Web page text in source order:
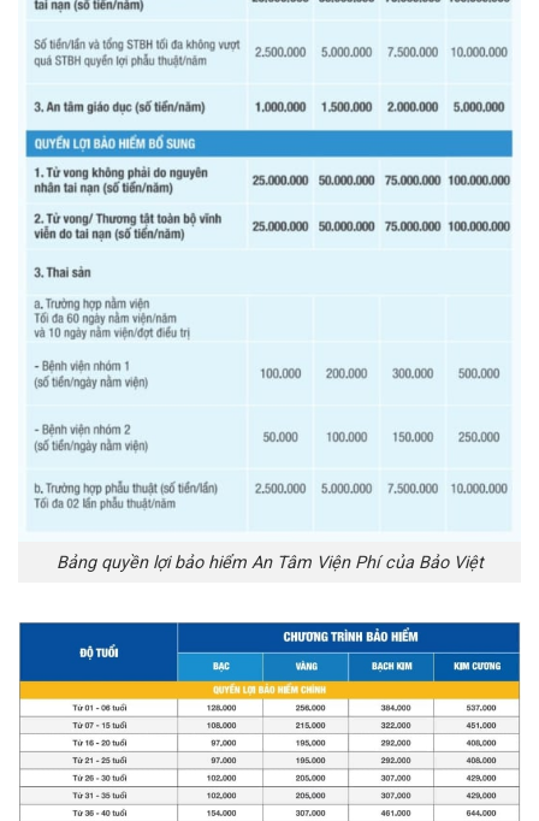
Bảng quyền lợi bảo hiểm An Tâm Viện Phí của Bảo Việt